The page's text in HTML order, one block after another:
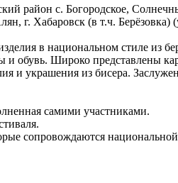
район с. Богородское,
г. Хабаровск (в т.ч. Берёзовка)
в национальном стиле из
и обувь. Широко представлены
и украшения из бисера.
самими участниками.
сопровождаются